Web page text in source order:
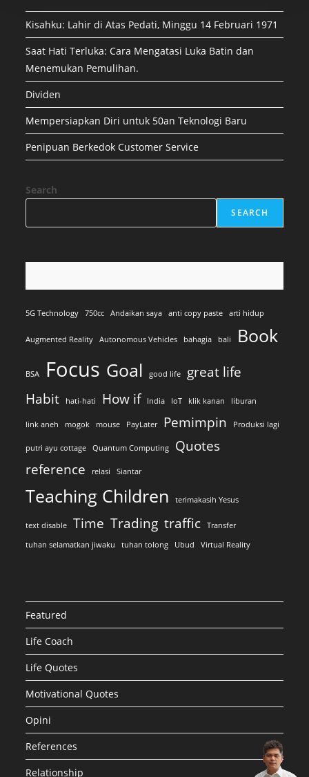
Kisahku: Lahir di Atas Pedati, Minggu 14 Februari 1971
Saat Hati Terluka: Cara Mengatasi Luka Batin dan
Menemukan Pemulihan.
Dividen
Mempersiapkan Diri untuk 50an Teknologi Baru
Penipuan Berkedok Customer Service
Search
SEARCH
5G Technology 750cc Andaikan saya anti copy paste arti hidup
Augmented Reality Autonomous Vehicles bahagia bali Book
BSA Focus Goal good life
great life
Habit
hati-hati How if India IoT klik kanan liburan
link aneh mogok mouse PayLater Pemimpin Produksi lagi
putri ayu cottage Quantum Computing
Quotes
reference
relasi Siantar
Teaching Children terimakasih Yesus
text disable Time Trading traffic
Transfer
tuhan selamatkan jiwaku
tuhan tolong Ubud Virtual Reality
Featured
Life Coach
Life Quotes
Motivational Quotes
Opini
References
Relationship